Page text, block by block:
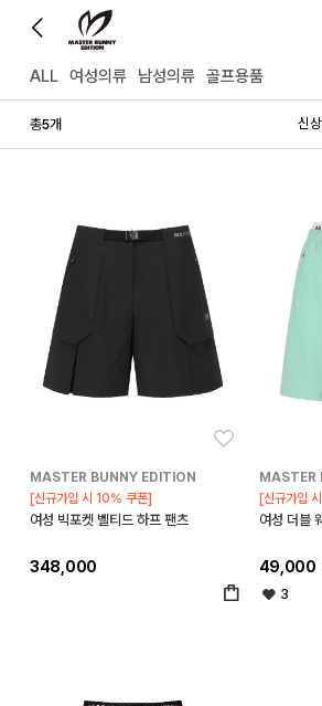
ALL 여성의류 남성의류 골프용품
총5개
MASTER BUNNY EDITION
[신규가입 시 10% 쿠폰]
여성 빅포켓 벨티드 하프 팬츠
348,000
MASTER
[신규가입
여성 더블
49,000
3